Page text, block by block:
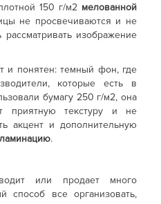
150 г/м2 мелованной
не просвечиваются и не
изображение
и понятен: темный фон, где
которые есть в
бумагу 250 г/м2, она
приятную текстуру и не
акцент и дополнительную
ламинацию.
или продает много
способ все организовать,